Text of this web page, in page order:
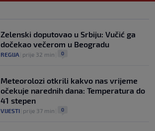
NOGOMET| 7. aug.| 0
Zelenski doputovao u Srbiju: Vučić ga
dočekao večerom u Beogradu
REGIJA prije 32 min 0
Meteorolozi otkrili kakvo nas vrijeme
očekuje narednih dana: Temperatura do
41 stepen
VIJESTI prije 37 min 0